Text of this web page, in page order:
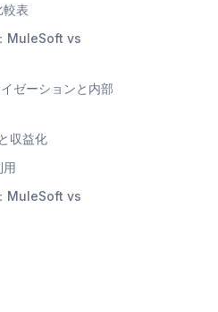
表
MuleSoft vs
ゼーションと内部
収益化
用
MuleSoft vs